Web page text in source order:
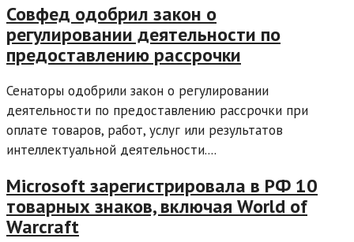
Совфед одобрил закон о
регулировании деятельности по
предоставлению рассрочки
Сенаторы одобрили закон о регулировании
деятельности по предоставлению рассрочки при
оплате товаров, работ, услуг или результатов
интеллектуальной деятельности....
Microsoft зарегистрировала в РФ 10
товарных знаков, включая World of
Warcraft